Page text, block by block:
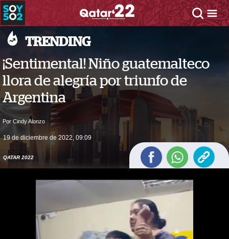
TRENDING
¡Sentimental! Niño guatemalteco
llora de alegría por triunfo de
Argentina
Por Cindy Alonzo
19 de diciembre de 2022, 09:09
QATAR 2022